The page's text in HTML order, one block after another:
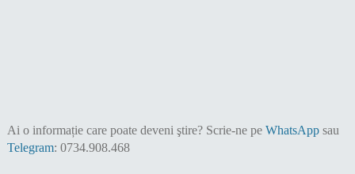
Ai o informație care poate deveni ştire? Scrie-ne pe WhatsAppsau
Telegram: 0734.908.468